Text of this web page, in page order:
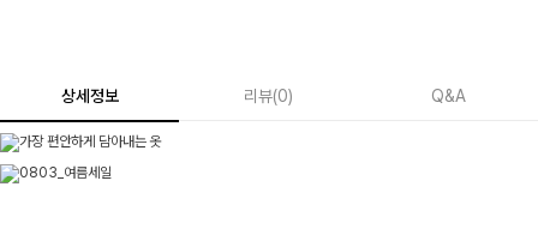
상세정보 리뷰(0) Q&A